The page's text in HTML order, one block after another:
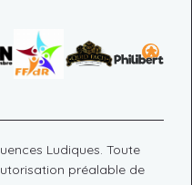
Ludiques. Toute
préalable de